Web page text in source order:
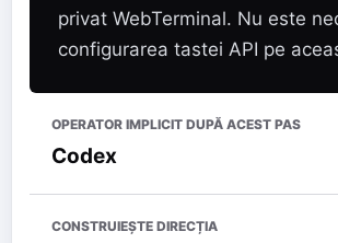
privat WebTerminal. Nu este
configurarea tastei API pe
OPERATOR IMPLICIT DUPĂ ACEST PAS
Codex
CONSTRUIEȘTE DIRECȚIA